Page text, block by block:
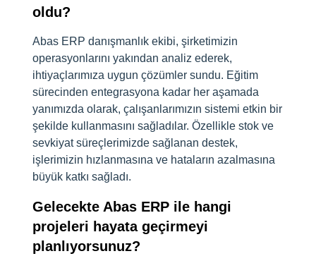
oldu?
Abas ERP danışmanlık ekibi, şirketimizin
operasyonlarını yakından analiz ederek,
ihtiyaçlarımıza uygun çözümler sundu. Eğitim
sürecinden entegrasyona kadar her aşamada
yanımızda olarak, çalışanlarımızın sistemi etkin bir
şekilde kullanmasını sağladılar. Özellikle stok ve
sevkiyat süreçlerimizde sağlanan destek,
işlerimizin hızlanmasına ve hataların azalmasına
büyük katkı sağladı.
Gelecekte Abas ERP ile hangi
projeleri hayata geçirmeyi
planlıyorsunuz?